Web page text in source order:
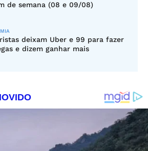
de semana (08 e 09/08)
deixam Uber e 99 para fazer
e dizem ganhar mais